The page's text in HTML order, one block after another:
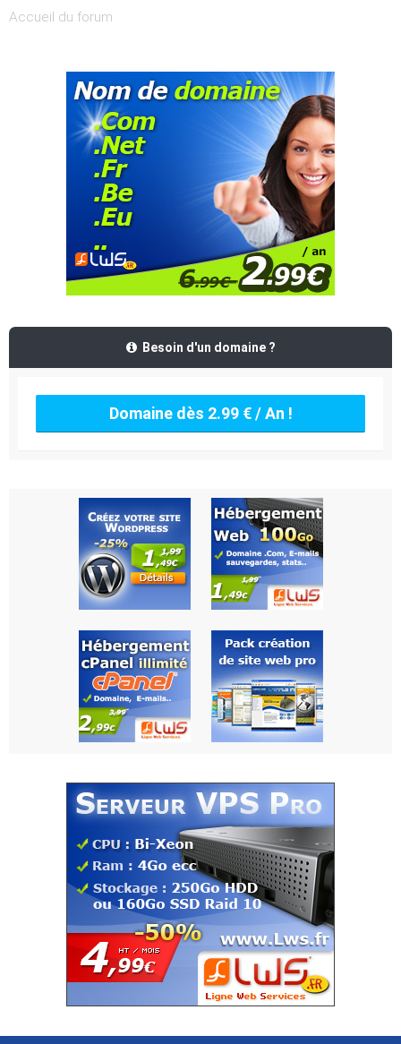
Accueil du forum
Besoin d'un domaine ?
Domaine dès 2.99 € / An !